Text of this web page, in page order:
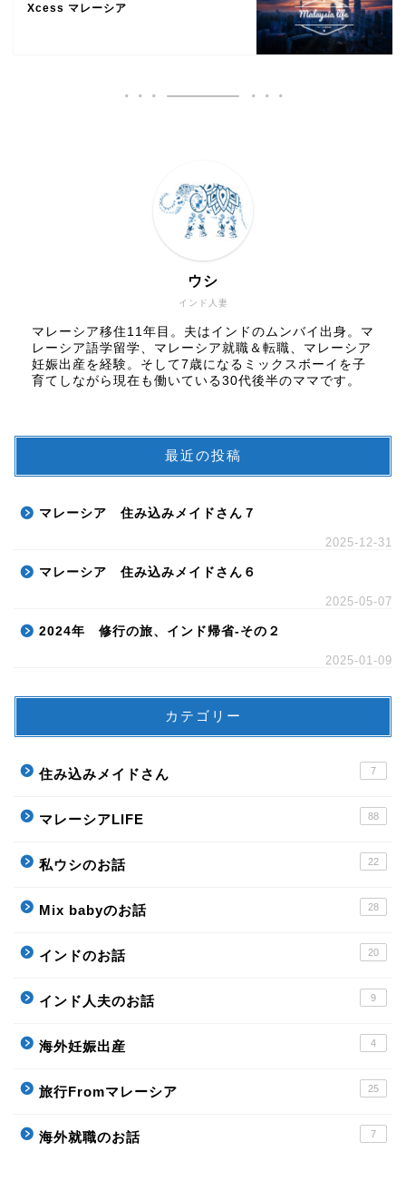
Xcess マレーシア
インド人妻
ウシ
マレーシア移住11年目。夫はインドのムンバイ出身。マ
レーシア語学留学、マレーシア就職＆転職、マレーシア
妊娠出産を経験。そして7歳になるミックスボーイを子
育てしながら現在も働いている30代後半のママです。
最近の投稿
マレーシア 住み込みメイドさん７
2025-12-31
マレーシア 住み込みメイドさん６
2025-05-07
2024年 修行の旅、インド帰省-その２
2025-01-09
カテゴリー
住み込みメイドさん 7
マレーシアLIFE 88
私ウシのお話 22
Mix babyのお話 28
インドのお話 20
インド人夫のお話 9
海外妊娠出産 4
旅行Fromマレーシア 25
海外就職のお話 7